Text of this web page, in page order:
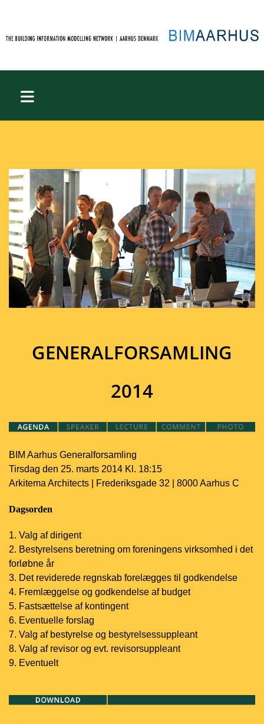
GENERALFORSAMLING
2014
BIM Aarhus Generalforsamling
Tirsdag den 25. marts 2014 Kl. 18:15
Arkitema Architects | Frederiksgade 32 | 8000 Aarhus C
Dagsorden
1. Valg af dirigent
2. Bestyrelsens beretning om foreningens virksomhed i det
forløbne år
3. Det reviderede regnskab forelægges til godkendelse
4. Fremlæggelse og godkendelse af budget
5. Fastsættelse af kontingent
6. Eventuelle forslag
7. Valg af bestyrelse og bestyrelsessuppleant
8. Valg af revisor og evt. revisorsuppleant
9. Eventuelt